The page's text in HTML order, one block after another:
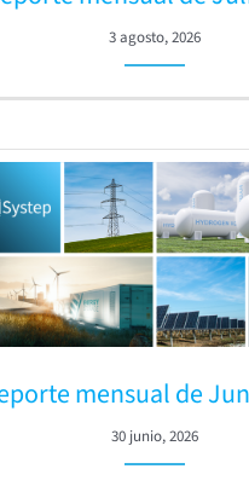
3 agosto, 2026
mensual de
30 junio, 2026